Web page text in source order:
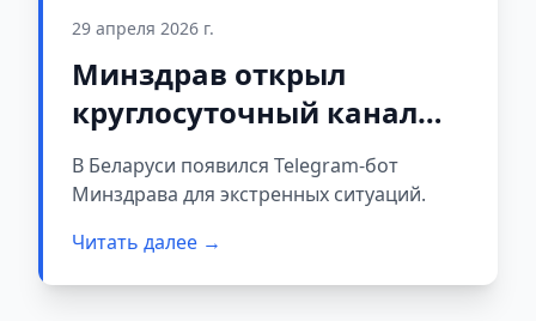
29 апреля 2026 г.
Минздрав открыл
круглосуточный канал
для экстренных
обращений
В Беларуси появился Telegram-бот
Минздрава для экстренных ситуаций.
Читать далее →